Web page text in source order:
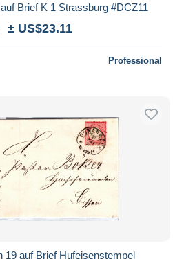
Brief K 1 Strassburg #DCZ11
± US$23.11
Professional
19 auf Brief Hufeisenstempel